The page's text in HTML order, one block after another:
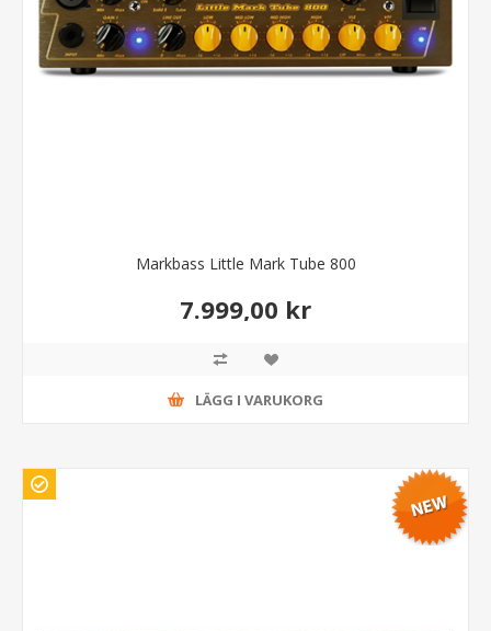
Markbass Little Mark Tube 800
7.999,00 kr
LÄGG I VARUKORG